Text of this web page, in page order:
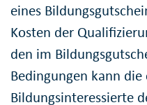
eines
Kosten der
den im
Bedingungen kann
Bildungsinteressierte